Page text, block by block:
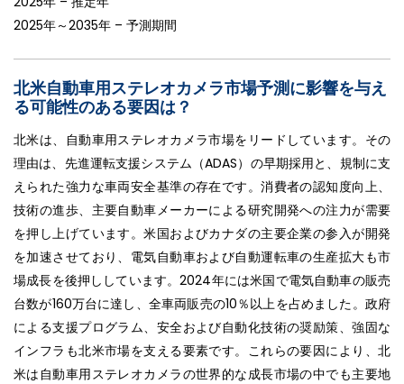
2025年～2035年 – 予測期間
北米自動車用ステレオカメラ市場予測に影響を与え
る可能性のある要因は？
北米は、自動車用ステレオカメラ市場をリードしています。その
理由は、先進運転支援システム（ADAS）の早期採用と、規制に支
えられた強力な車両安全基準の存在です。消費者の認知度向上、
技術の進歩、主要自動車メーカーによる研究開発への注力が需要
を押し上げています。米国およびカナダの主要企業の参入が開発
を加速させており、電気自動車および自動運転車の生産拡大も市
場成長を後押ししています。2024年には米国で電気自動車の販売
台数が160万台に達し、全車両販売の10％以上を占めました。政府
による支援プログラム、安全および自動化技術の奨励策、強固な
インフラも北米市場を支える要素です。これらの要因により、北
米は自動車用ステレオカメラの世界的な成長市場の中でも主要地